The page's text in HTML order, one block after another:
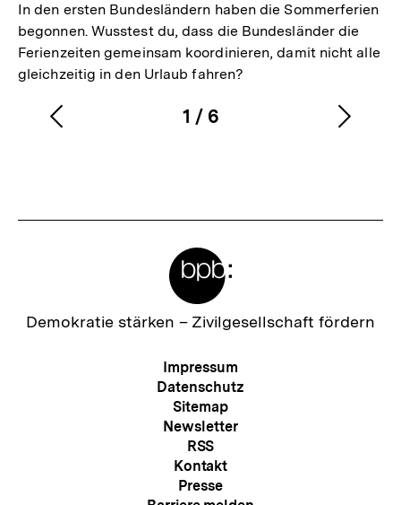
In den ersten Bundesländern haben die Sommerferien
begonnen. Wusstest du, dass die Bundesländer die
Ferienzeiten gemeinsam koordinieren, damit nicht alle
gleichzeitig in den Urlaub fahren?
Karussellinhalt
1
von
/ 6
Vorherigen
Zur
Demokratie stärken – Zivilgesellschaft fördern
Meta-
Navigation
Impressum
Datenschutz
Sitemap
Newsletter
RSS
Kontakt
Presse